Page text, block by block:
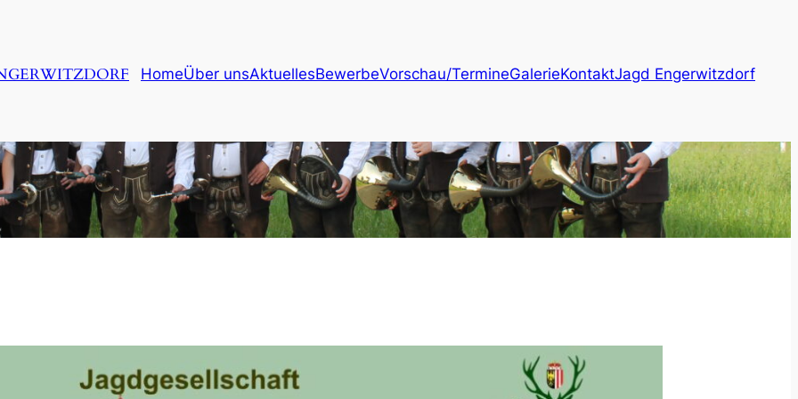
HomeÜber unsAktuellesBewerbeVorschau/TermineGalerieKontaktJagd Engerwitzdorf